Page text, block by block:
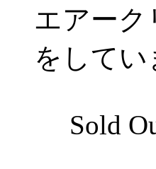
エアーク
をしてい
Sold